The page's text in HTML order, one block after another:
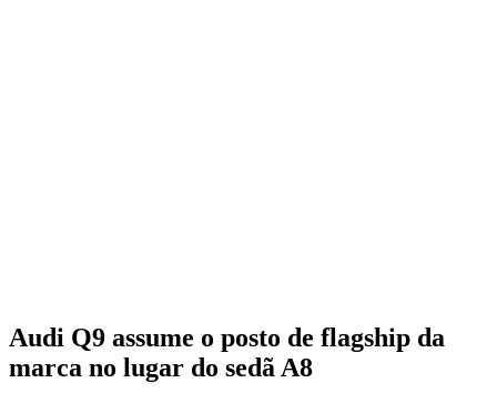
Audi Q9 assume o posto de flagship da
marca no lugar do sedã A8